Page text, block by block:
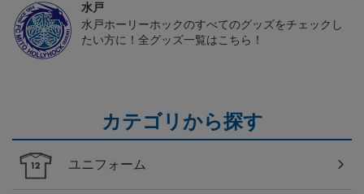
水戸
水戸ホーリーホックのすべてのグッズをチェックし
たい方に！全グッズ一覧はこちら！
カテゴリから探す
ユニフォーム